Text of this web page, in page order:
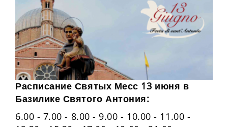
Расписание Святых Месс 13 июня в
Базилике Святого Антония:
6.00 - 7.00 - 8.00 - 9.00 - 10.00 - 11.00 -